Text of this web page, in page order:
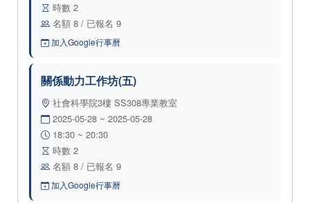
時數 2
名額 8 / 已報名 9
加入Google行事曆
關係動力工作坊(五)
社會科學院3樓 SS308專業教室
2025-05-28 ~ 2025-05-28
18:30 ~ 20:30
時數 2
名額 8 / 已報名 9
加入Google行事曆